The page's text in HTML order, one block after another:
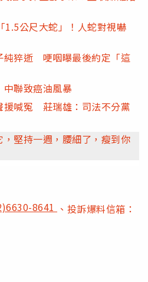
1.5公尺大蛇」！人蛇對視嚇
純猝逝 哽咽曝最後約定「這
中聯致癌油風暴
援喊冤 莊瑞雄：司法不分黨
堅持一週，腰細了，瘦到你
8641 、投訴爆料信箱：